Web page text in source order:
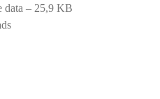
data – 25,9 KB